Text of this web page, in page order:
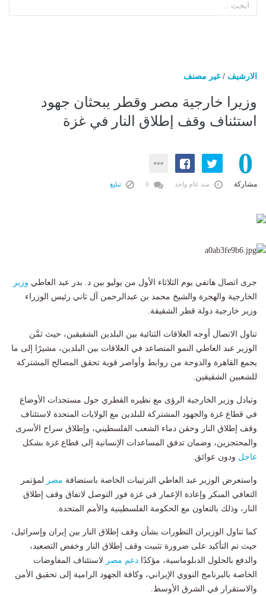
الارشيف /غير مصنف
وزيرا خارجية مصر وقطر يبحثان جهود
استئناف وقف إطلاق النار في غزة
0
مشاركة منذ عام واحد تبليغ
جرى اتصال هاتفي يوم الثلاثاء الأول من يوليو بين د. بدر عبد العاطي وزير
الخارجية والهجرة والشيخ محمد بن عبدالرحمن آل ثاني رئيس الوزراء
وزير خارجية دولة قطر الشقيقة.
تناول الاتصال أوجه العلاقات الثنائية بين البلدين الشقيقين، حيث ثمَّن
الوزير عبد العاطي النمو المتصاعد في العلاقات بين البلدين، مشيرًا إلى ما
يجمع القاهرة والدوحة من روابط وأواصر قوية تحقق المصالح المشتركة
للشعبين الشقيقين.
وتبادل وزير الخارجية الرؤى مع نظيره القطري حول مستجدات الأوضاع
في قطاع غزة والجهود المشتركة للبلدين مع الولايات المتحدة لاستئناف
وقف إطلاق النار وحقن دماء الشعب الفلسطيني، وإطلاق سراح الأسرى
والمحتجزين، وضمان تدفق المساعدات الإنسانية إلى قطاع غزة بشكل
عاجل ودون عوائق.
واستعرض الوزير عبد العاطي الترتيبات الخاصة باستضافة مصر لمؤتمر
التعافي المبكر وإعادة الإعمار في غزة فور التوصل لاتفاق وقف إطلاق
النار، وذلك بالتعاون مع الحكومة الفلسطينية والأمم المتحدة.
كما تناول الوزيران التطورات بشأن وقف إطلاق النار بين إيران وإسرائيل،
حيث تم التأكيد على ضرورة تثبيت وقف إطلاق النار وخفض التصعيد،
والدفع بالحلول الدبلوماسية، مؤكدًا دعم مصر لاستئناف المفاوضات
الخاصة بالبرنامج النووي الإيراني، وكافة الجهود الرامية إلى تحقيق الأمن
والاستقرار في الشرق الأوسط.